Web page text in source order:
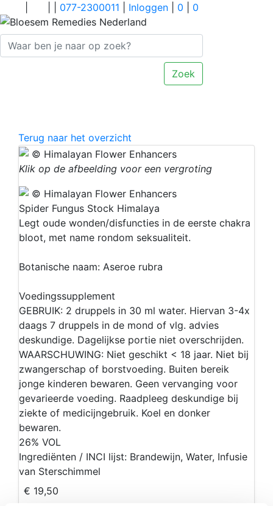
077-2300011 Inloggen| 0 0
Zoek
Terug naar het overzicht
Klik op de afbeelding voor een vergroting
Spider Fungus Stock Himalaya
Legt oude wonden/disfuncties in de eerste chakra
bloot, met name rondom seksualiteit.
Botanische naam: Aseroe rubra
Voedingssupplement
GEBRUIK: 2 druppels in 30 ml water. Hiervan 3-4x
daags 7 druppels in de mond of vlg. advies
deskundige. Dagelijkse portie niet overschrijden.
WAARSCHUWING: Niet geschikt < 18 jaar. Niet bij
zwangerschap of borstvoeding. Buiten bereik
jonge kinderen bewaren. Geen vervanging voor
gevarieerde voeding. Raadpleeg deskundige bij
ziekte of medicijngebruik. Koel en donker
bewaren.
26% VOL
Ingrediënten / INCI lijst: Brandewijn, Water, Infusie
van Sterschimmel
€ 19,50